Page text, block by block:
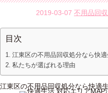
2019-03-07 不用品回
目次
江東区の不用品回収処分なら快
私たちが選ばれる理由
江東区の不用品回収処分なら快適